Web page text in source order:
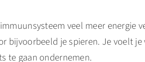
veel meer energie
bijvoorbeeld je spieren. Je voelt
te gaan ondernemen.